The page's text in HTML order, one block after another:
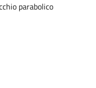
parabolico